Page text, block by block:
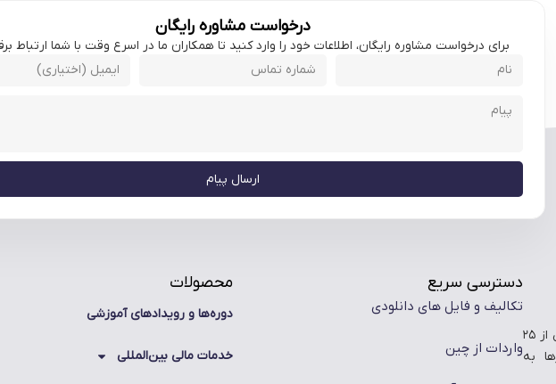
درخواست مشاوره رایگان
برای درخواست مشاوره رایگان، اطلاعات خود را وارد کنید تا همکاران ما در اسرع وقت با شما ارتباط
ارسال پیام
ما یک مجموعه تخصصی تجارت بین‌الملل با بیش از ۲۵
به
دسترسی سریع
تکالیف و فایل های دانلودی
واردات از چین
محصولات
دوره‌ها و رویدادهای آموزشی
خدمات مالی بین‌المللی